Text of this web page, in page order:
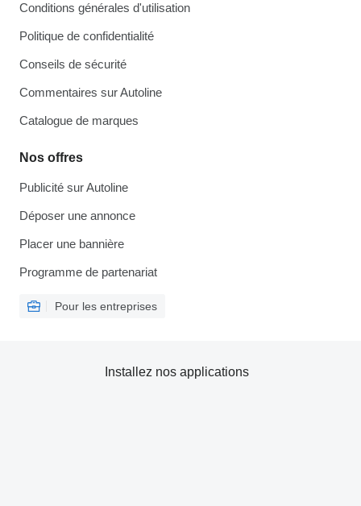
Conditions générales d'utilisation
Politique de confidentialité
Conseils de sécurité
Commentaires sur Autoline
Catalogue de marques
Nos offres
Publicité sur Autoline
Déposer une annonce
Placer une bannière
Programme de partenariat
Pour les entreprises
Installez nos applications